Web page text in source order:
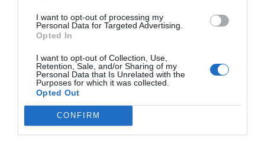
I want to opt-out of processing my
Personal Data for Targeted Advertising.
Opted In
I want to opt-out of Collection, Use,
Retention, Sale, and/or Sharing of my
Personal Data that Is Unrelated with the
Purposes for which it was collected.
Opted Out
CONFIRM
Documentos
EF_513_CONSULTA.pdf
Tags